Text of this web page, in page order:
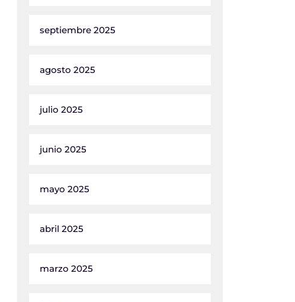
septiembre 2025
agosto 2025
julio 2025
junio 2025
mayo 2025
abril 2025
marzo 2025